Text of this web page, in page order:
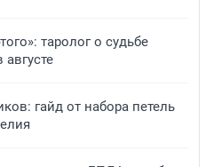
таролог о судьбе
гайд от набора петель